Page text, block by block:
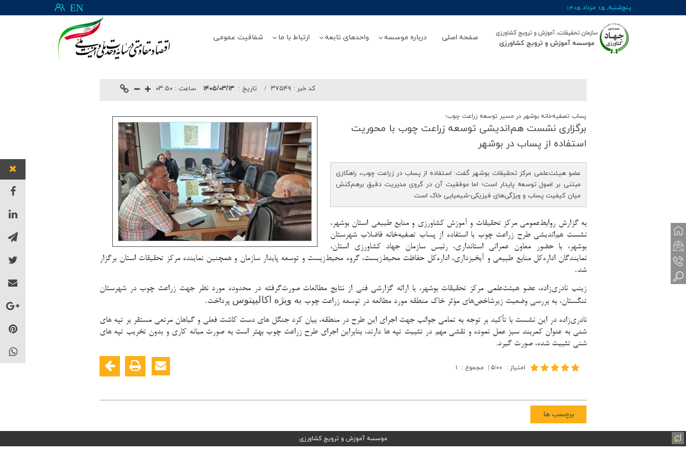
پنج‌شنبه, 15 مرداد 1405 EN
صفحه اصلی درباره موسسه واحدهای تابعه ارتباط با ما شفافیت عمومی
ساعت : ۰۳:۵۰ تاريخ : ۱۴۰۵/۰۳/۱۳ کد خبر : ۳۷۵۴۹
پساب تصفیه‌خانه بوشهر در مسیر توسعه زراعت چوب؛
برگزاری نشست هم‌اندیشی توسعه زراعت چوب با محوریت
استفاده از پساب در بوشهر
عضو هیئت‌علمی مرکز تحقیقات بوشهر گفت: استفاده از پساب در زراعت چوب، راهکاری
مبتنی بر اصول توسعه پایدار است؛ اما موفقیت آن در گروی مدیریت دقیقِ برهم‌کنش
میان کیفیت پساب و ویژگی‌های فیزیکی-شیمیایی خاک است
به گزارش روابط‌عمومی مرکز تحقیقات و آموزش کشاورزی و منابع طبیعی استان بوشهر،
نشست هم‌اندیشی طرح زراعت چوب با استفاده از پساب تصفیه‌خانه فاضلاب شهرستان
بوشهر، با حضور معاون عمرانی استانداری، رئیس سازمان جهاد کشاورزی استان،
نمایندگان اداره‌کل منابع طبیعی و آبخیزداری، اداره‌کل حفاظت محیط‌زیست، گروه محیط‌زیست و توسعه پایدار سازمان و همچنین نماینده مرکز تحقیقات استان برگزار
شد.
زینب نادری‌زاده، عضو هیئت‌علمی مرکز تحقیقات بوشهر، با ارائه گزارشی فنی از نتایج مطالعات صورت‌گرفته در محدوده مورد نظر جهت زراعت چوب در شهرستان
تنگستان، به بررسی وضعیت زیرشاخص‌های مؤثر خاک منطقه مورد مطالعه در توسعه زراعت چوب به ویژه اکالیپتوس پرداخت.
نادری‌زاده در این نشست با تأکید بر توجه به تمامی جوانب جهت اجرای این طرح در منطقه، بیان کرد جنگل های دست کاشت فعلی و گیاهان مرتعی مستقر بر تپه های
شنی به عنوان کمربند سبز عمل نموده و نقشی مهم در تثبیت تپه ها دارند، بنابراین اجرای طرح زراعت چوب بهتر است به صورت میانه کاری و بدون تخریب تپه های
شنی تثبیت شده، صورت گیرد.
امتیاز : ۵/۰۰ مجموع : ۱
برچسب ها
موسسه آموزش و ترویج کشاورزی